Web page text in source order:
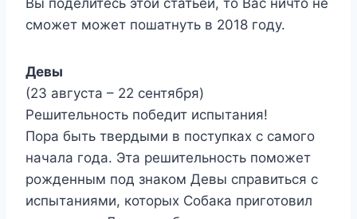
сможет может пошатнуть в 2018 году.
Девы
(23 августа – 22 сентября)
Решительность победит испытания!
Пора быть твердыми в поступках с самого
начала года. Эта решительность поможет
рожденным под знаком Девы справиться с
испытаниями, которых Собака приготовил